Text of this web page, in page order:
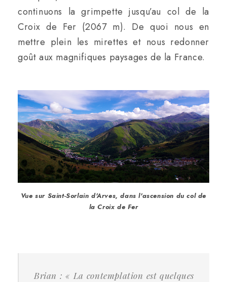
continuons la grimpette jusqu’au col de la
Croix de Fer (2067 m). De quoi nous en
mettre plein les mirettes et nous redonner
goût aux magnifiques paysages de la France.
Vue sur Saint-Sorlain d'Arves, dans l'ascension du col de
la Croix de Fer
Brian : « La contemplation est quelques